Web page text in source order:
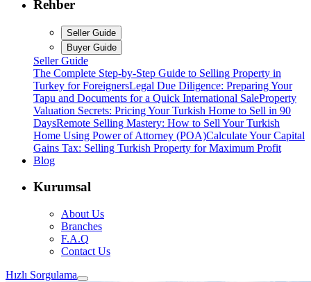
Rehber
Seller Guide
Buyer Guide
Seller Guide
The Complete Step-by-Step Guide to Selling Property in
Turkey for ForeignersLegal Due Diligence: Preparing Your
Tapu and Documents for a Quick International SaleProperty
Valuation Secrets: Pricing Your Turkish Home to Sell in 90
DaysRemote Selling Mastery: How to Sell Your Turkish
Home Using Power of Attorney (POA)Calculate Your Capital
Gains Tax: Selling Turkish Property for Maximum Profit
Blog
Kurumsal
About Us
Branches
F.A.Q
Contact Us
Hızlı Sorgulama